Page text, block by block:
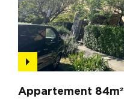
Appartement 84m²